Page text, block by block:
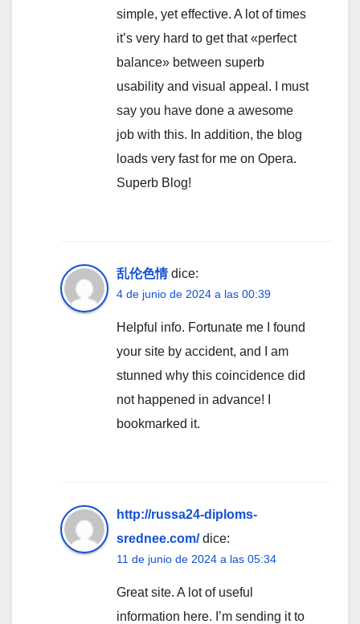
simple, yet effective. A lot of times
it’s very hard to get that «perfect
balance» between superb
usability and visual appeal. I must
say you have done a awesome
job with this. In addition, the blog
loads very fast for me on Opera.
Superb Blog!
乱伦色情 dice:
4 de junio de 2024 a las 00:39
Helpful info. Fortunate me I found
your site by accident, and I am
stunned why this coincidence did
not happened in advance! I
bookmarked it.
http://russa24-diploms-
srednee.com/ dice:
11 de junio de 2024 a las 05:34
Great site. A lot of useful
information here. I’m sending it to